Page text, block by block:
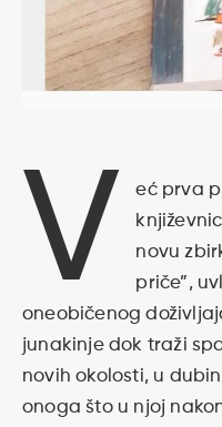
V
eć prva
novu
priče”,
oneobičenog
junakinje dok traži
novih okolosti, u
onoga što u njoj